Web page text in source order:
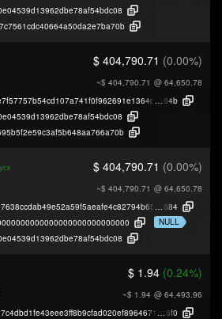
$ 404,790.71 (0.00%)
~$ 404,790.71 @ 64,650.78
64b
$ 404,790.71 (0.00%)
~$ 404,790.71 @ 64,650.78
684
NULL
$ 1.94 (0.24%)
~$ 1.94 @ 64,493.96
6f0